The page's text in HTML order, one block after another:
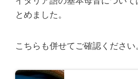
とめました。
こちらも併せてご確認ください